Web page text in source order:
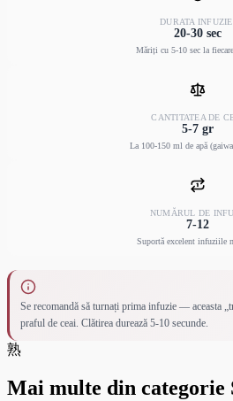
DURATA
20-30 sec
Măriți cu 5-10 sec la
CANTITATEA DE
5-7 gr
La 100-150 ml de apă
NUMĂRUL DE
7-12
Suportă excelent infuziile
Se recomandă să turnați prima infuzie — aceasta
praful de ceai. Clătirea durează 5-10 secunde.
熟
Mai multe din categorie